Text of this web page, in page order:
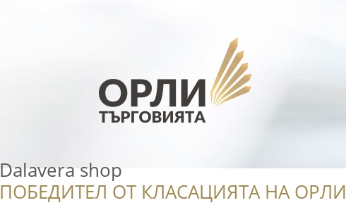
Dalavera shop
ПОБЕДИТЕЛ ОТ КЛАСАЦИЯТА НА ОРЛИ